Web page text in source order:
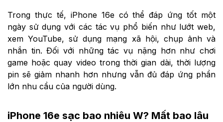
Trong thực tế, iPhone 16e có thể đáp ứng tốt một
ngày sử dụng với các tác vụ phổ biến như lướt web,
xem YouTube, sử dụng mạng xã hội, chụp ảnh và
nhắn tin. Đối với những tác vụ nặng hơn như chơi
game hoặc quay video trong thời gian dài, thời lượng
pin sẽ giảm nhanh hơn nhưng vẫn đủ đáp ứng phần
lớn nhu cầu của người dùng.
iPhone 16e sạc bao nhiêu W? Mất bao lâu